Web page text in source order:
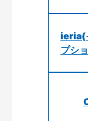
ieria(
プシ